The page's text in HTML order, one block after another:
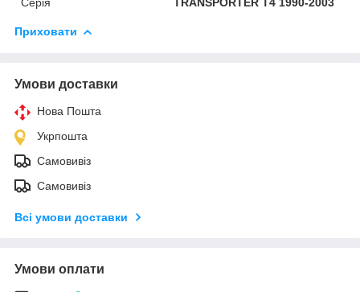
Приховати
Умови доставки
Нова Пошта
Укрпошта
Самовивіз
Самовивіз
Всі умови доставки
Умови оплати